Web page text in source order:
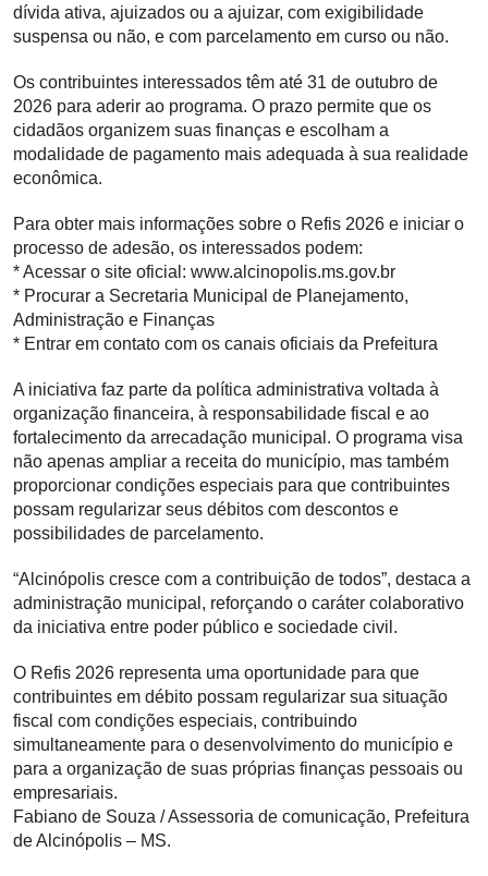
dívida ativa, ajuizados ou a ajuizar, com exigibilidade
suspensa ou não, e com parcelamento em curso ou não.
Os contribuintes interessados têm até 31 de outubro de
2026 para aderir ao programa. O prazo permite que os
cidadãos organizem suas finanças e escolham a
modalidade de pagamento mais adequada à sua realidade
econômica.
Para obter mais informações sobre o Refis 2026 e iniciar o
processo de adesão, os interessados podem:
* Acessar o site oficial: www.alcinopolis.ms.gov.br
* Procurar a Secretaria Municipal de Planejamento,
Administração e Finanças
* Entrar em contato com os canais oficiais da Prefeitura
A iniciativa faz parte da política administrativa voltada à
organização financeira, à responsabilidade fiscal e ao
fortalecimento da arrecadação municipal. O programa visa
não apenas ampliar a receita do município, mas também
proporcionar condições especiais para que contribuintes
possam regularizar seus débitos com descontos e
possibilidades de parcelamento.
“Alcinópolis cresce com a contribuição de todos”, destaca a
administração municipal, reforçando o caráter colaborativo
da iniciativa entre poder público e sociedade civil.
O Refis 2026 representa uma oportunidade para que
contribuintes em débito possam regularizar sua situação
fiscal com condições especiais, contribuindo
simultaneamente para o desenvolvimento do município e
para a organização de suas próprias finanças pessoais ou
empresariais.
Fabiano de Souza / Assessoria de comunicação, Prefeitura
de Alcinópolis – MS.